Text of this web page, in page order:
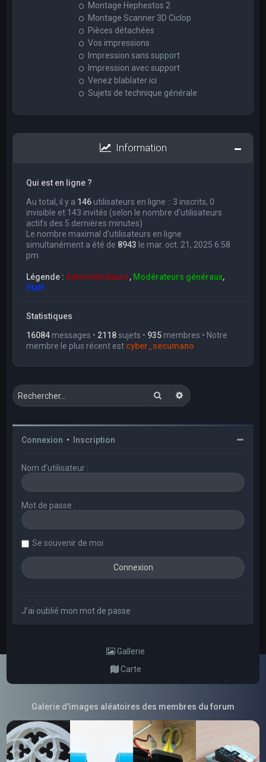
Montage Hephestos 2
Montage Scanner 3D Ciclop
Pièces détachées
Vos impressions
Impression sans support
Impression avec support
Venez blablater ici
Sujets de technique générale
Information
Qui est en ligne ?
Au total, il y a 146 utilisateurs en ligne :: 3 inscrits, 0
invisible et 143 invités (selon le nombre d’utilisateurs
actifs des 5 dernières minutes)
Le nombre maximal d’utilisateurs en ligne
simultanément a été de 8943 le mar. oct. 21, 2025 6:58
pm
Légende :Administrateurs, Modérateurs généraux,
Staff
Statistiques
16084 messages • 2118sujets • 935 membres • Notre
membre le plus récent est cyber_secumano
RechercherRecherche avancée
Connexion • Inscription
Nom d’utilisateur :
Mot de passe :
Se souvenir de moi
J’ai oublié mon mot de passe
Gallerie
Carte
Galerie d'images aléatoires des membres du forum